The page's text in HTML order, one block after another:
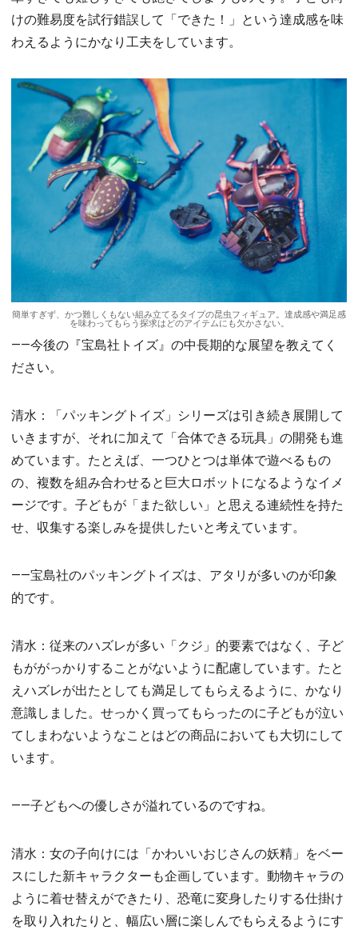
けの難易度を試行錯誤して「できた！」という達成感を味
わえるようにかなり工夫をしています。
簡単すぎず、かつ難しくもない組み立てるタイプの昆虫フィギュア。達成感や満足感
を味わってもらう探求はどのアイテムにも欠かさない。
――今後の『宝島社トイズ』の中長期的な展望を教えてく
ださい。
清水：「パッキングトイズ」シリーズは引き続き展開して
いきますが、それに加えて「合体できる玩具」の開発も進
めています。たとえば、一つひとつは単体で遊べるもの
の、複数を組み合わせると巨大ロボットになるようなイメ
ージです。子どもが「また欲しい」と思える連続性を持た
せ、収集する楽しみを提供したいと考えています。
――宝島社のパッキングトイズは、アタリが多いのが印象
的です。
清水：従来のハズレが多い「クジ」的要素ではなく、子ど
もががっかりすることがないように配慮しています。たと
えハズレが出たとしても満足してもらえるように、かなり
意識しました。せっかく買ってもらったのに子どもが泣い
てしまわないようなことはどの商品においても大切にして
います。
――子どもへの優しさが溢れているのですね。
清水：女の子向けには「かわいいおじさんの妖精」をベー
スにした新キャラクターも企画しています。動物キャラの
ように着せ替えができたり、恐竜に変身したりする仕掛け
を取り入れたりと、幅広い層に楽しんでもらえるようにす